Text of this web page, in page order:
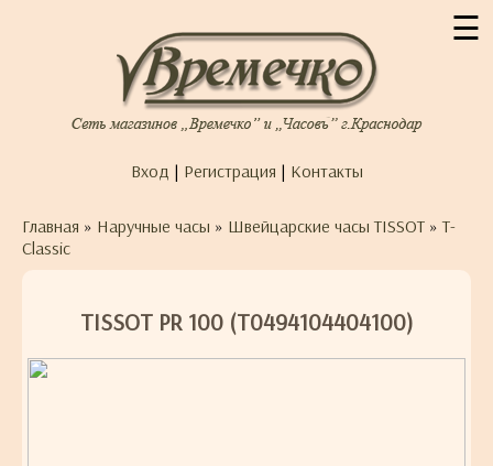
☰
Вход | Регистрация | Контакты
Главная » Наручные часы » Швейцарские часы TISSOT »T-
Classic
TISSOT PR 100 (T0494104404100)